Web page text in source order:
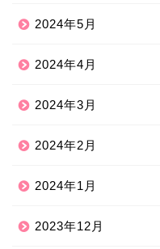
2024年5月
2024年4月
2024年3月
2024年2月
2024年1月
2023年12月